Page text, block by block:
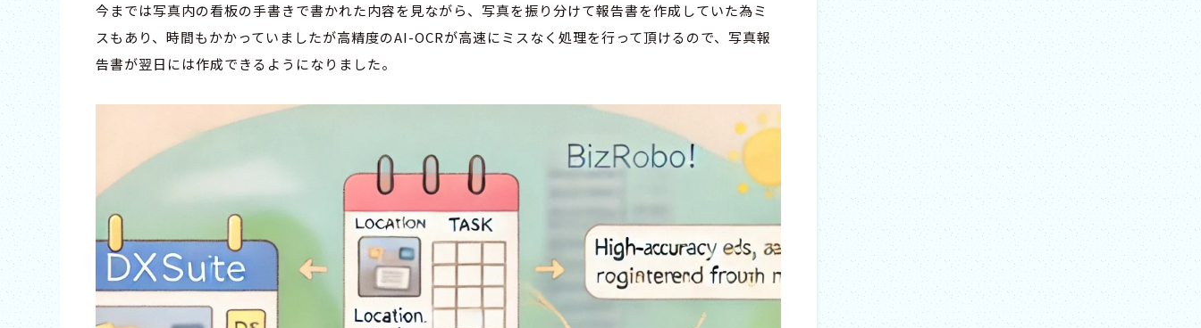
今までは写真内の看板の手書きで書かれた内容を見ながら、写真を振り分けて報告書を作成していた為ミ
スもあり、時間もかかっていましたが高精度のAI-OCRが高速にミスなく処理を行って頂けるので、写真報
告書が翌日には作成できるようになりました。